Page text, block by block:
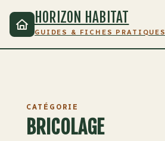
HORIZON HABITAT
GUIDES & FICHES PRATIQUES
CATÉGORIE
BRICOLAGE